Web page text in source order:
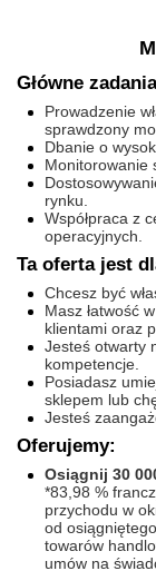
Główne
Prowadzenie
sprawdzony
Dbanie o
Monitorowanie
rynku.
Współpraca z
operacyjnych.
Ta oferta jest
Chcesz być
Masz łatwość
klientami oraz
Jesteś otwarty
kompetencje.
Posiadasz
sklepem lub
Jesteś
Oferujemy:
Osiągnij 30
*83,98 %
przychodu w
od
towarów
umów na